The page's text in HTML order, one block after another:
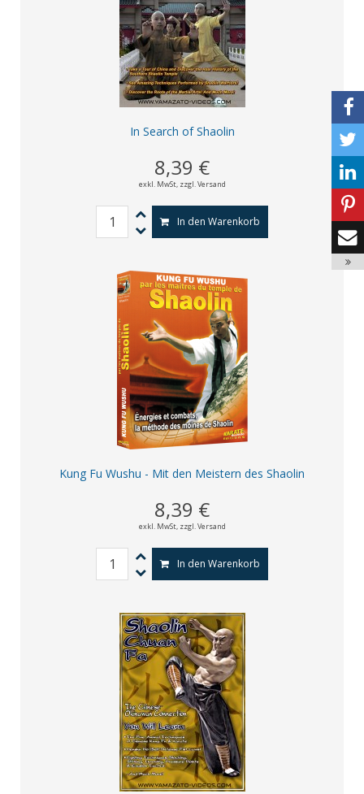
In Search of Shaolin
8,39 €
exkl. MwSt, zzgl. Versand
In den Warenkorb
Kung Fu Wushu - Mit den Meistern des Shaolin
8,39 €
exkl. MwSt, zzgl. Versand
In den Warenkorb